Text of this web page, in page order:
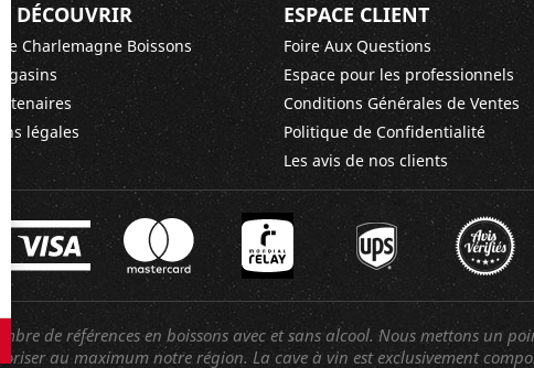
DÉCOUVRIR
Charlemagne Boissons
légales
ESPACE CLIENT
Foire Aux Questions
Espace pour les professionnels
Conditions Générales de Ventes
Politique de Confidentialité
Les avis de nos clients
de références en boissons avec et sans alcool. Nous mettons un
au maximum notre région. La cave à vin est exclusivement